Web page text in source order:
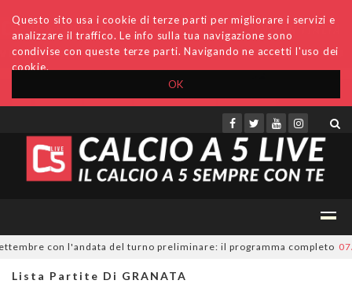
OK
Questo sito usa i cookie di terze parti per migliorare i servizi e
analizzare il traffico. Le info sulla tua navigazione sono
condivise con queste terze parti. Navigando ne accetti l'uso dei
cookie.
Accedi Archivio Invio comunicati Redazione
con l'andata del turno preliminare: il programma completo 07/
Lista Partite Di GRANATA